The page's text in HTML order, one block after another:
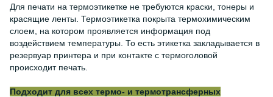
Для печати на термоэтикетке не требуются краски, тонеры и
красящие ленты. Термоэтикетка покрыта термохимическим
слоем, на котором проявляется информация под
воздействием температуры. То есть этикетка закладывается в
резервуар принтера и при контакте с термоголовой
происходит печать.
Подходит для всех термо- и термотрансферных